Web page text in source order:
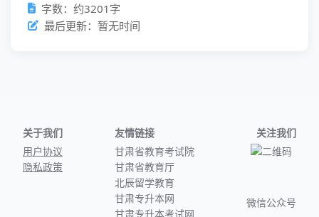
字数：约3201字
最后更新：暂无时间
关于我们
用户协议
隐私政策
友情链接
甘肃省教育考试院
甘肃省教育厅
北辰留学教育
甘肃专升本网
甘肃专升本考试网
关注我们
微信公众号